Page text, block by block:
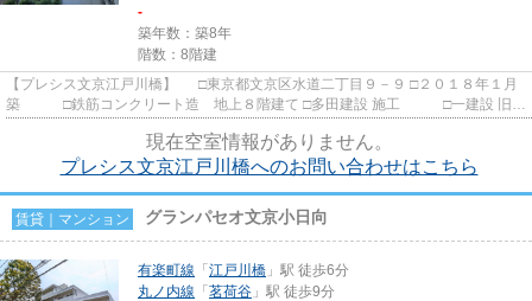
-
築年数：築8年
階数：8階建
【プレシス文京江戸川橋】 □東京都文京区水道二丁目９－９ □２０１８年１月
築 □鉄筋コンクリート造 地上８階建て □多田建設 施工 □一建設 旧分
現在空室情報がありません。
プレシス文京江戸川橋へのお問い合わせはこちら
賃貸｜マンション グランパセオ文京小日向
有楽町線 「 江戸川橋 」駅 徒歩6分
丸ノ内線 「 茗荷谷 」駅 徒歩9分